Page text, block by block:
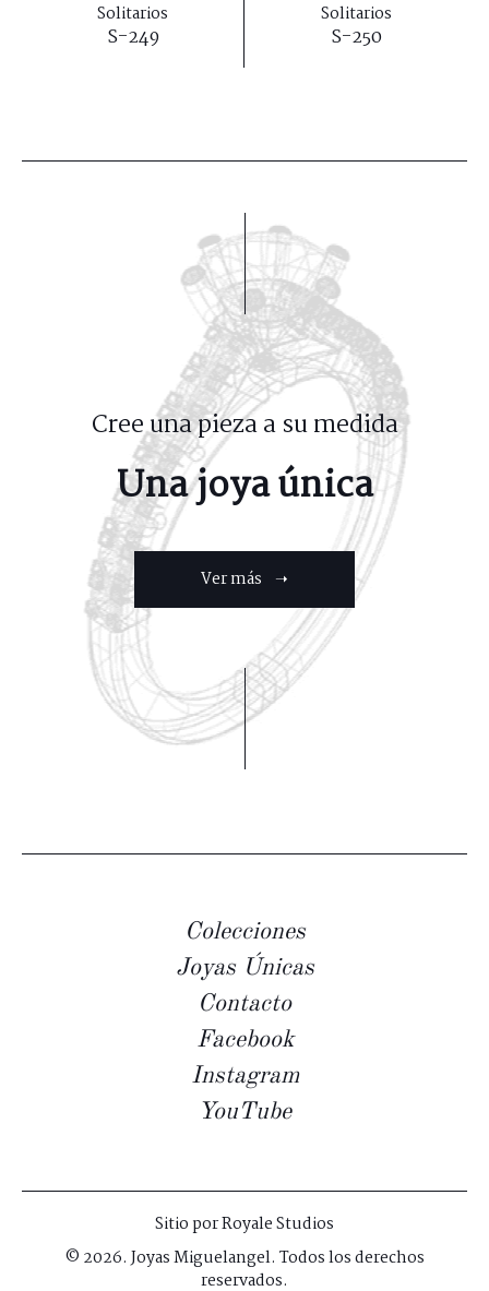
Solitarios
S-249
Solitarios
S-250
Cree una pieza a su medida
Una joya única
Ver más ➝
Colecciones
Joyas Únicas
Contacto
Facebook
Instagram
YouTube
Sitio porRoyale Studios
© 2026. Joyas Miguelangel. Todos los derechos
reservados.